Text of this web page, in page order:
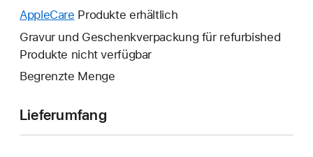
geöffnet.
neues
wird
geöffnet.
AppleCare Ein
neues
Fenster
geöffnet.
Produkte erhältlich
Gravur und Geschenkverpackung für refurbished
Produkte nicht verfügbar
Begrenzte Menge
Lieferumfang